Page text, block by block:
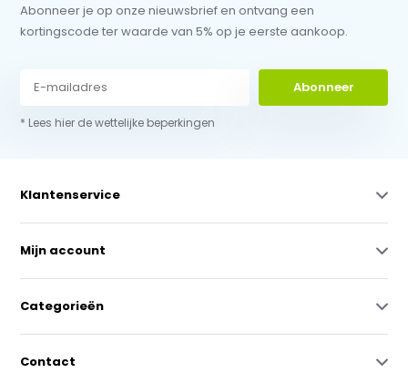
Abonneer je op onze nieuwsbrief en ontvang een
kortingscode ter waarde van 5% op je eerste aankoop.
Abonneer
* Lees hier de wettelijke beperkingen
Klantenservice
Mijn account
Categorieën
Contact